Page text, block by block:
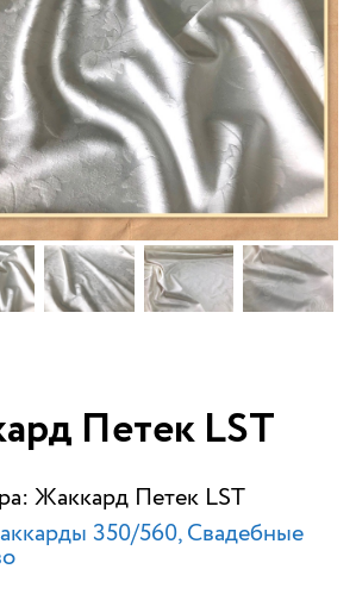
Петек LST
Жаккард Петек LST
350/560 Свадебные